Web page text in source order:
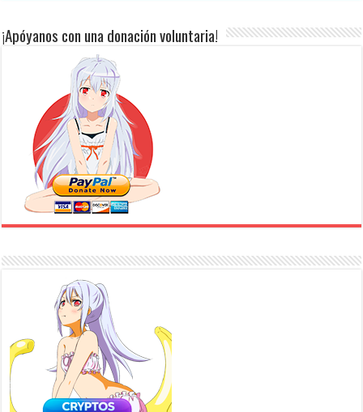
¡Apóyanos con una donación voluntaria!